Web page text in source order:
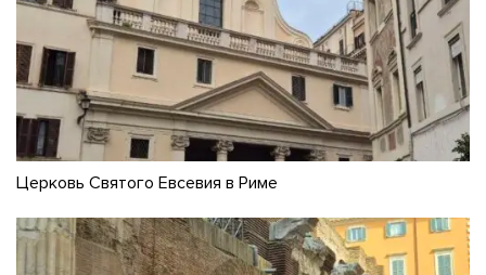
Церковь Святого Евсевия в Риме